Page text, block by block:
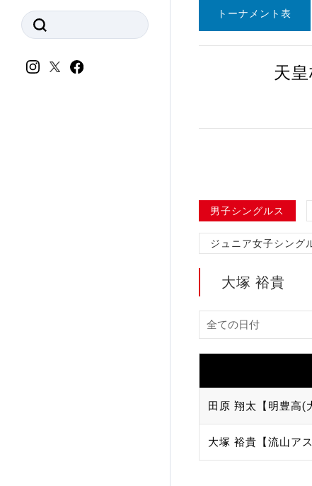
スポーツ医・科学委
トーナメント表
天
男子シングルス
ジュニア女子シング
大塚 裕貴
田原 翔太【明豊高(
大塚 裕貴【流山ア